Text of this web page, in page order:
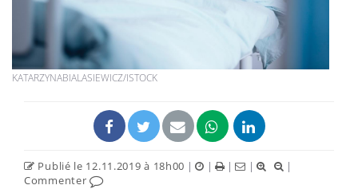
KATARZYNABIALASIEWICZ/ISTOCK
Publié le 12.11.2019 à 18h00 | | | |
|
Commenter